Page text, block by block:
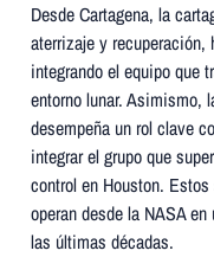
Desde Cartagena, la
aterrizaje y
integrando el equipo que
entorno lunar. Asimismo,
desempeña un rol clave
integrar el grupo que
control en Houston.
operan desde la NASA
las últimas décadas.